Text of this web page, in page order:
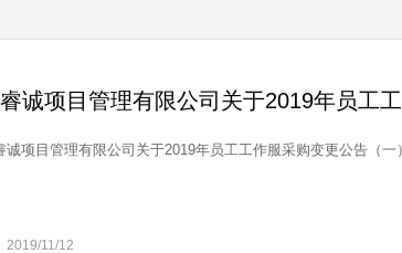
诚项目管理有限公司关于2019年员工
诚项目管理有限公司关于2019年员工工作服采购变更公告（一
2019/11/12